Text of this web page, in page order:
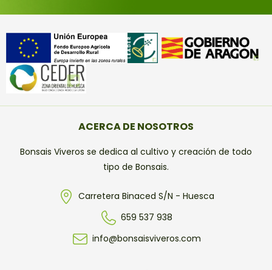
ACERCA DE NOSOTROS
Bonsais Viveros se dedica al cultivo y creación de todo
tipo de Bonsais.
Carretera Binaced S/N - Huesca
659 537 938
info@bonsaisviveros.com